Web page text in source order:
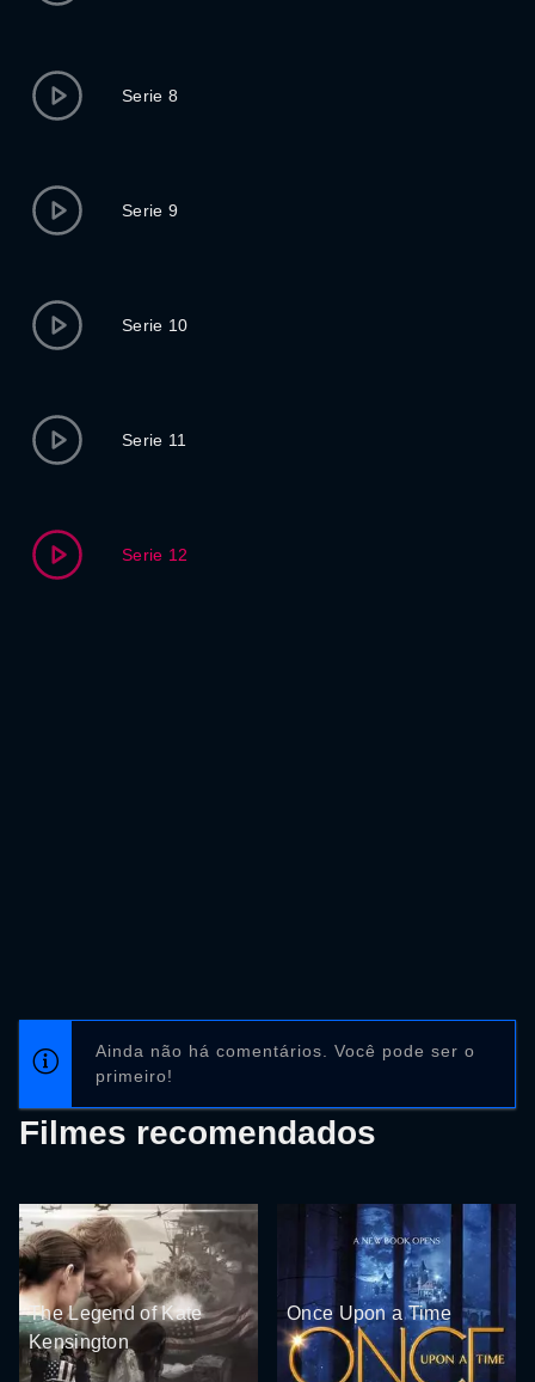
Serie 8
Serie 9
Serie 10
Serie 11
Serie 12
Ainda não há comentários. Você pode ser o
primeiro!
Filmes recomendados
The Legend of Kate
Kensington
Once Upon a Time